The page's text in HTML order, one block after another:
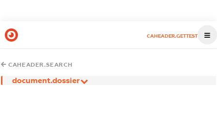
CAHEADER.GETTEST
CAHEADER.SEARCH
document.dossier